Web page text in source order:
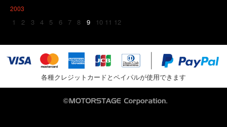
2003
1 2 3 4 5 6 7 8 9 10 11 12
各種クレジットカードとペイパルが使用できます